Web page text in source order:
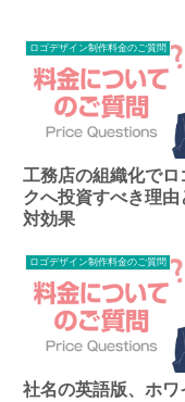
ロゴデザイン制作料金のご質問
工務店の組織化でロ
クへ投資すべき理由
対効果
ロゴデザイン制作料金のご質問
社名の英語版、ホワ